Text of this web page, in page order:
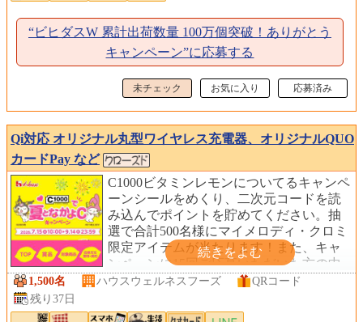
“ビヒダスW 累計出荷数量 100万個突破！ありがとう
キャンペーン”に応募する
未チェック お気に入り 応募済み
Qi対応 オリジナル丸型ワイヤレス充電器、オリジナルQUO
カードPay など
C1000ビタミンレモンについてるキャンペ
ーンシールをめくり、二次元コードを読
み込んでポイントを貯めてください。抽
選で合計500名様にマイメロディ・クロミ
限定アイテムが当たります！また、キャ
ンペーンに15回ご応募いただいた方の中
から先着1,000名様に、オリジナルシール
1,500名 ハウスウェルネスフーズ
QRコード
残り37日